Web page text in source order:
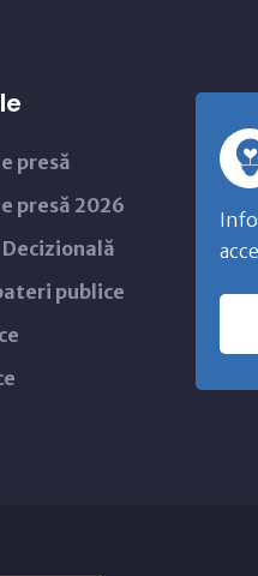
presă
presă 2026
publice